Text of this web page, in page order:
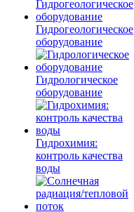
Гидрогеологическое
оборудование
Гидрологическое
оборудование
Гидрохимия:
контроль качества
воды